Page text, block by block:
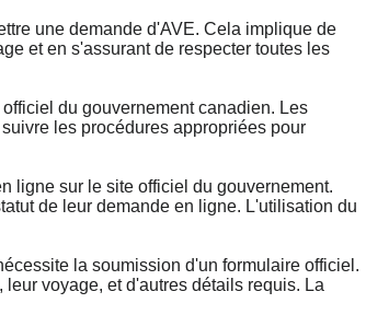
une demande d'AVE. Cela implique de
et en s'assurant de respecter toutes les
du gouvernement canadien. Les
les procédures appropriées pour
ligne sur le site officiel du gouvernement.
de leur demande en ligne. L'utilisation du
la soumission d'un formulaire officiel.
voyage, et d'autres détails requis. La